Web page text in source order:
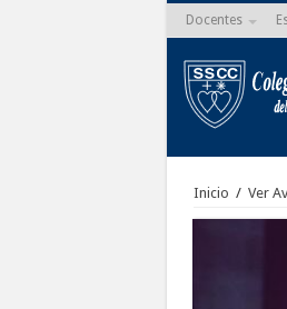
Docentes
Inicio / Ver